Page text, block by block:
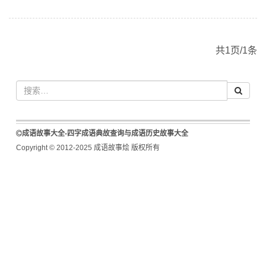
共1页/1条
成语故事大全-四字成语典故查询与成语历史故事大全
Copyright © 2012-2025 成语故事烩 版权所有